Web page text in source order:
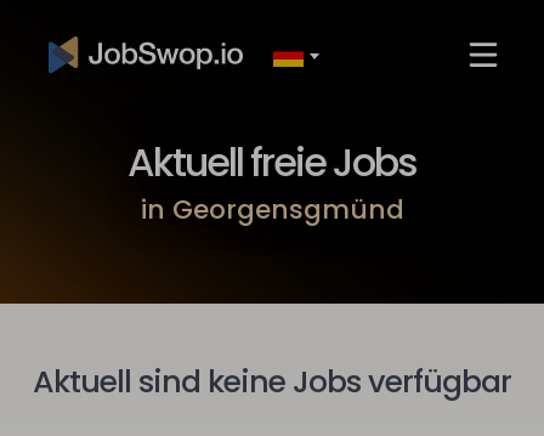
Aktuell freie Jobs
in Georgensgmünd
Aktuell sind keine Jobs verfügbar